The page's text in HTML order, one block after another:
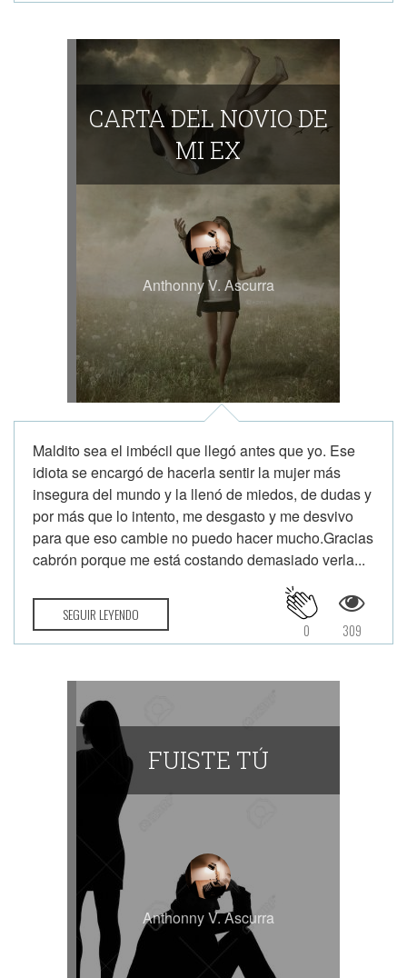
CARTA DEL NOVIO DE
MI EX
Anthonny V. Ascurra
Maldito sea el imbécil que llegó antes que yo. Ese
idiota se encargó de hacerla sentir la mujer más
insegura del mundo y la llenó de miedos, de dudas y
por más que lo intento, me desgasto y me desvivo
para que eso cambie no puedo hacer mucho.Gracias
cabrón porque me está costando demasiado verla...
SEGUIR LEYENDO
309
0
FUISTE TÚ
Anthonny V. Ascurra